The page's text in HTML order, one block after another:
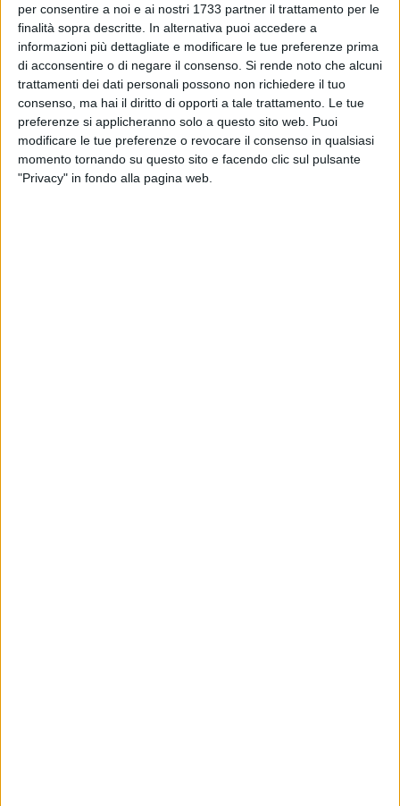
per consentire a noi e ai nostri 1733 partner il trattamento per le
finalità sopra descritte. In alternativa puoi accedere a
informazioni più dettagliate e modificare le tue preferenze prima
di acconsentire o di negare il consenso. Si rende noto che alcuni
trattamenti dei dati personali possono non richiedere il tuo
consenso, ma hai il diritto di opporti a tale trattamento. Le tue
preferenze si applicheranno solo a questo sito web. Puoi
modificare le tue preferenze o revocare il consenso in qualsiasi
momento tornando su questo sito e facendo clic sul pulsante
"Privacy" in fondo alla pagina web.
ANDRIA - 18 GIUGNO 2024
Comitato per il nuovo ospedale Bat: "La Dg
della Asl nulla dice sia sui tempi che sul Piano
Clinico Gestionale"
ANDRIA - 17 GIUGNO 2024
"Guai ai vinti": analisi politica sul dato
elettorale di Andria
ANDRIA - 15 GIUGNO 2024
Scompare l'ing. Ruggiero Napolitano: era stato